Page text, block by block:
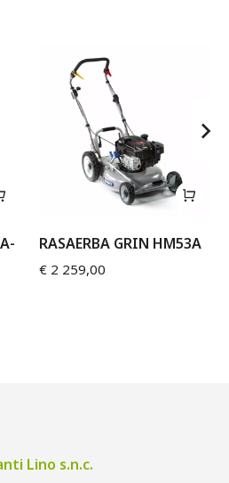
RASAERBA GRIN HM53A
€ 2 259,00
Lino s.n.c.